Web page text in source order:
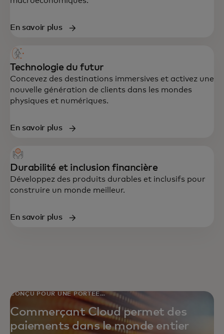
données, technologie et expérience client,
résilience.
En savoir plus
Technologie du futur
Concevez des destinations immersives et activez une
nouvelle génération de clients dans les mondes
physiques et numériques.
En savoir plus
Durabilité et inclusion financière
Développez des produits durables et inclusifs pour
construire un monde meilleur.
En savoir plus
CONÇU POUR UNE PORTÉE
MONDIALE
Commerçant Cloud permet des
paiements dans le monde entier